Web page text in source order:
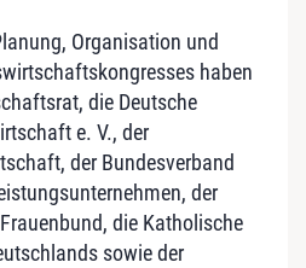
Organisation und
haben
die Deutsche
e. V., der
der Bundesverband
der
die Katholische
sowie der